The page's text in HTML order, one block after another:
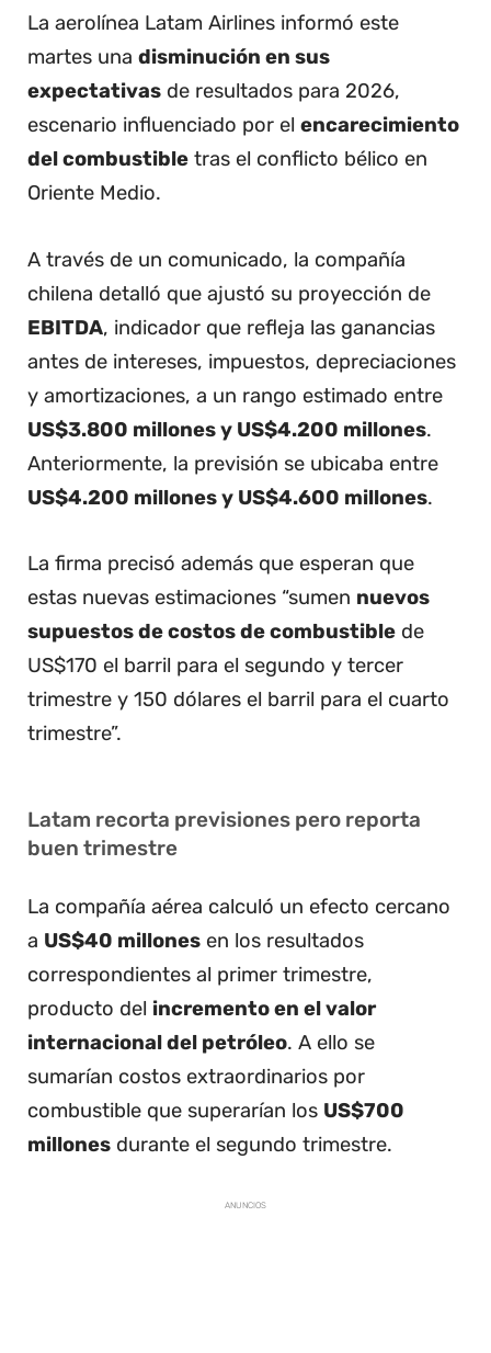
La aerolínea Latam Airlines informó este
martes una disminución en sus
expectativas de resultados para 2026,
escenario influenciado por el encarecimiento
del combustible tras el conflicto bélico en
Oriente Medio.
A través de un comunicado, la compañía
chilena detalló que ajustó su proyección de
EBITDA, indicador que refleja las ganancias
antes de intereses, impuestos, depreciaciones
y amortizaciones, a un rango estimado entre
US$3.800 millones y US$4.200 millones.
Anteriormente, la previsión se ubicaba entre
US$4.200 millones y US$4.600 millones.
La firma precisó además que esperan que
estas nuevas estimaciones “sumen nuevos
supuestos de costos de combustible de
US$170 el barril para el segundo y tercer
trimestre y 150 dólares el barril para el cuarto
trimestre”.
Latam recorta previsiones pero reporta
buen trimestre
La compañía aérea calculó un efecto cercano
a US$40 millones en los resultados
correspondientes al primer trimestre,
producto del incremento en el valor
internacional del petróleo. A ello se
sumarían costos extraordinarios por
combustible que superarían los US$700
millones durante el segundo trimestre.
ANUNCIOS